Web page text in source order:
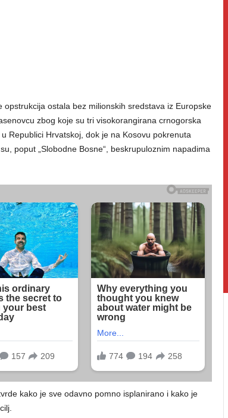
ostala bez milionskih sredstava iz Europske
zbog koje su tri visokorangirana crnogorska
Republici Hrvatskoj, dok je na Kosovu pokrenuta
poput „Slobodne Bosne“, beskrupuloznim napadima
kako je sve odavno pomno isplanirano i kako je